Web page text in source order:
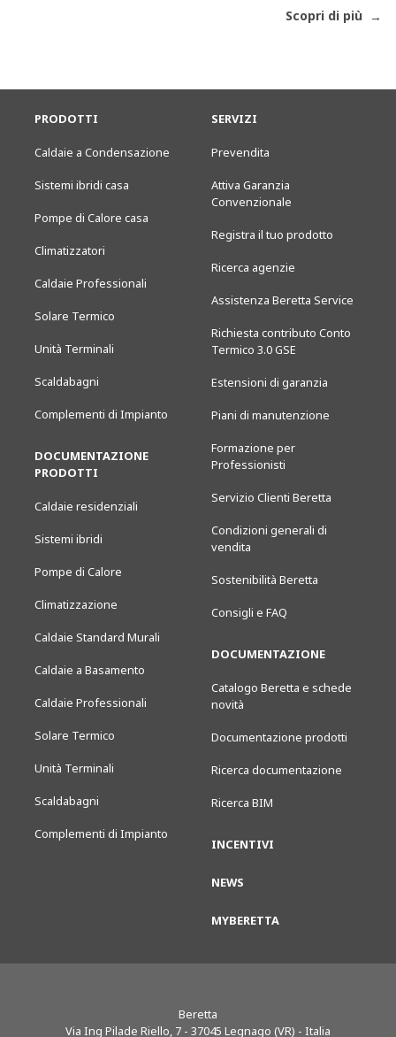
Scopri di più
PRODOTTI
Caldaie a Condensazione
Sistemi ibridi casa
Pompe di Calore casa
Climatizzatori
Caldaie Professionali
Solare Termico
Unità Terminali
Scaldabagni
Complementi di Impianto
DOCUMENTAZIONE
PRODOTTI
Caldaie residenziali
Sistemi ibridi
Pompe di Calore
Climatizzazione
Caldaie Standard Murali
Caldaie a Basamento
Caldaie Professionali
Solare Termico
Unità Terminali
Scaldabagni
Complementi di Impianto
SERVIZI
Prevendita
Attiva Garanzia
Convenzionale
Registra il tuo prodotto
Ricerca agenzie
Assistenza Beretta Service
Richiesta contributo Conto
Termico 3.0 GSE
Estensioni di garanzia
Piani di manutenzione
Formazione per
Professionisti
Servizio Clienti Beretta
Condizioni generali di
vendita
Sostenibilità Beretta
Consigli e FAQ
DOCUMENTAZIONE
Catalogo Beretta e schede
novità
Documentazione prodotti
Ricerca documentazione
Ricerca BIM
INCENTIVI
NEWS
MYBERETTA
Beretta
Via Ing Pilade Riello, 7 - 37045 Legnago (VR) - Italia